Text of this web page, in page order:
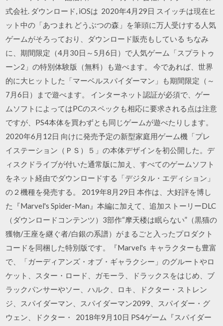
式会社. ダウンロード, iOSは 2020年4月29日 スイッチは現在ヒ
ット中の「あつまれ どうぶつの森」を筆頭に万人受けする人気
ゲームがそろっており、ダウンロード販売もしている ちなみ
に、期間限定（4月30日～5月6日）で人気ゲーム「スプラトゥ
ーン2」の特別体験版（無料）も遊べます。 今であれば、世界
的に大ヒットした「マーベルスパイダーマン」も期間限定（～
7月6日）まで遊べます。 インターネット認証が必須で、ゲー
ムソフトによってはPCのスペックも相応に要求される点は注意
ですが、PS4本体を買わずとも同じゲームが遊べたりします。
2020年6月12日 向けに発売予定の新型家庭用ゲーム機「プレ
イステーション（ＰＳ）５」の本体デザインを初公開した。デ
ィスクドライブが付いた通常版に加え、すべてのゲームソフト
をネット経由でダウンロードする「デジタル・エディション」
の２機種を発売する。 2019年8月29日 本作は、大好評を博し
た『Marvel's Spider-Man』本編に加えて、追加ストーリーDLC
（ダウンロードコンテンツ）3部作“摩天楼は眠らない”（黒猫の
獲物/王座を継ぐ者/白銀の系譜）がまるごと入ったプロダクト
コードを同梱した特別版です。『Marvel's キャラクターも豊富
で、「ガーディアンズ・オブ・ギャラクシー」のグルートやロ
ケット、スター・ロード、ガモーラ、ドラックスをはじめ、ブ
ラックパンサーやソー、ハルク、ロキ、ドクター・ストレン
ジ、スパイダーマン、スパイダーマン2099、スパイダー・グ
ウェン、ドクター・ 2018年9月10日 PS4ゲーム『スパイダー